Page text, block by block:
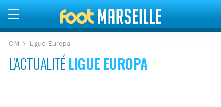
OM Ligue Europa
L'ACTUALITÉLIGUE EUROPA